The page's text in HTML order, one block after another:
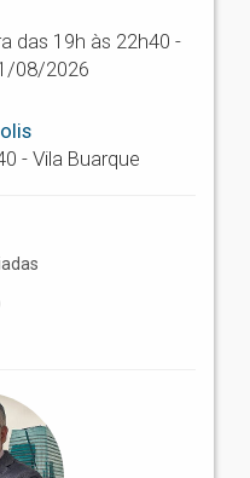
das 19h às 22h40 -
08/2026
- Vila Buarque